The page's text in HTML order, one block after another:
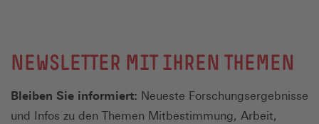
NEWSLETTER MIT IHREN THEMEN
Bleiben Sie informiert: Neueste Forschungsergebnisse
und Infos zu den Themen Mitbestimmung, Arbeit,